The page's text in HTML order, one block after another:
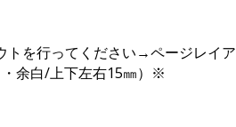
トを行ってください→ページレイア
余白/上下左右15㎜）※